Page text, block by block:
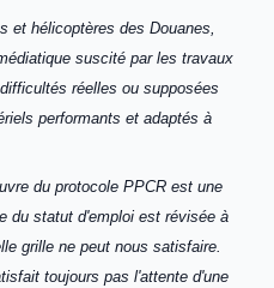
et hélicoptères des Douanes,
suscité par les travaux
réelles ou supposées
performants et adaptés à
du protocole PPCR est une
du statut d'emploi est révisée à
grille ne peut nous satisfaire.
toujours pas l'attente d'une